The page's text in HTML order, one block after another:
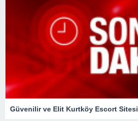
Güvenilir ve Elit Kurtköy Escort Sitesi